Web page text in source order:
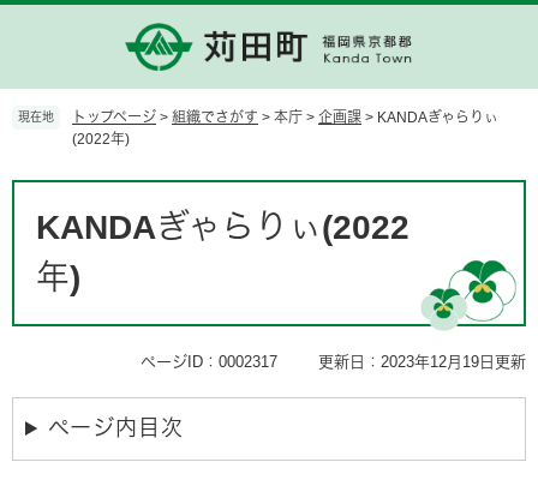
の
す。
ー
し
現在地 トップページ > 組織でさがす > 本庁 > 企画課 > KANDAぎゃらりぃ
(2022年)
KANDAぎゃらりぃ(2022
年)
ページID：0002317 更新日：2023年12月19日更新
ページ内目次